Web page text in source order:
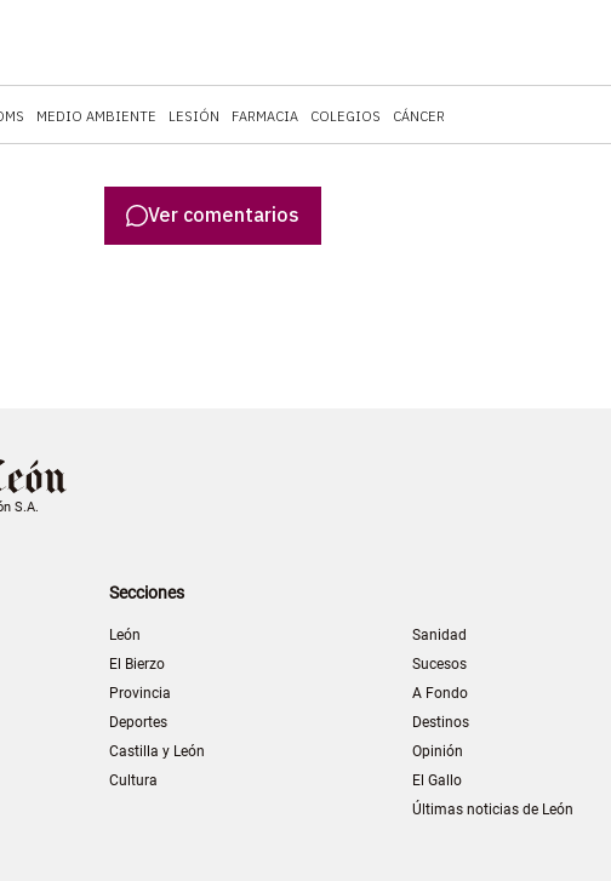
MEDIO AMBIENTE LESIÓN FARMACIA COLEGIOS CÁNCER
Ver comentarios
S.A.
Secciones
León
El Bierzo
Provincia
Deportes
Castilla y León
Cultura
Sanidad
Sucesos
A Fondo
Destinos
Opinión
El Gallo
Últimas noticias de León